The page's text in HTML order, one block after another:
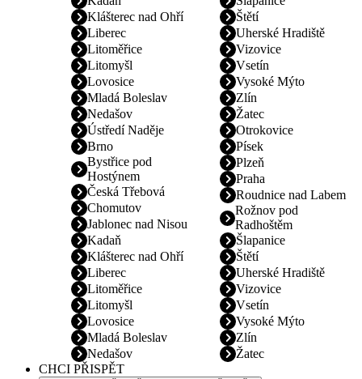
Klášterec nad Ohří
Liberec
Litoměřice
Litomyšl
Lovosice
Mladá Boleslav
Nedašov
Štětí
Uherské Hradiště
Vizovice
Vsetín
Vysoké Mýto
Zlín
Žatec
Ústředí Naděje
Brno
Bystřice pod
Hostýnem
Česká Třebová
Chomutov
Jablonec nad Nisou
Kadaň
Klášterec nad Ohří
Liberec
Litoměřice
Litomyšl
Lovosice
Mladá Boleslav
Nedašov
Otrokovice
Písek
Plzeň
Praha
Roudnice nad Labem
Rožnov pod
Radhoštěm
Šlapanice
Štětí
Uherské Hradiště
Vizovice
Vsetín
Vysoké Mýto
Zlín
Žatec
CHCI PŘISPĚT